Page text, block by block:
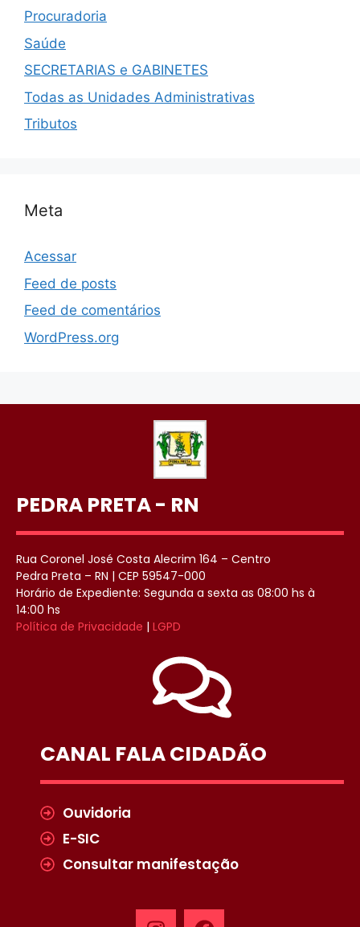
Procuradoria
Saúde
SECRETARIAS e GABINETES
Todas as Unidades Administrativas
Tributos
Meta
Acessar
Feed de posts
Feed de comentários
WordPress.org
PEDRA PRETA - RN
Rua Coronel José Costa Alecrim 164 – Centro
Pedra Preta – RN | CEP 59547-000
Horário de Expediente: Segunda a sexta as 08:00 hs à
14:00 hs
Política de Privacidade | LGPD
CANAL FALA CIDADÃO
Ouvidoria
E-SIC
Consultar manifestação